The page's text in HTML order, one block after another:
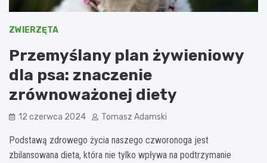
ZWIERZĘTA
Przemyślany plan żywieniowy
dla psa: znaczenie
zrównoważonej diety
12 czerwca 2024 Tomasz Adamski
Podstawą zdrowego życia naszego czworonoga jest
zbilansowana dieta, która nie tylko wpływa na podtrzymanie